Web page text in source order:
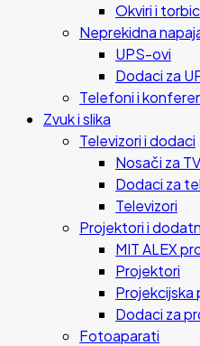
Okviri i
Neprekidna
UPS-ovi
Dodaci za
Telefoni i
Zvuk i slika
Televizori i dodaci
Nosači za
Dodaci za
Televizori
Projektori i
MIT ALEX
Projektori
Projekcijska
Dodaci za
Fotoaparati